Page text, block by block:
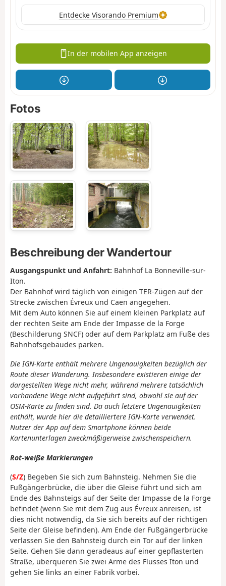
Entdecke Visorando Premium
In der mobilen App anzeigen
Fotos
Beschreibung der Wandertour
Ausgangspunkt und Anfahrt: Bahnhof La Bonneville-sur-
Iton.
Der Bahnhof wird täglich von einigen TER-Zügen auf der
Strecke zwischen Évreux und Caen angegehen.
Mit dem Auto können Sie auf einem kleinen Parkplatz auf
der rechten Seite am Ende der Impasse de la Forge
(Beschilderung SNCF) oder auf dem Parkplatz am Fuße des
Bahnhofsgebäudes parken.
Die IGN-Karte enthält mehrere Ungenauigkeiten bezüglich der
Route dieser Wanderung. Insbesondere existieren einige der
dargestellten Wege nicht mehr, während mehrere tatsächlich
vorhandene Wege nicht aufgeführt sind, obwohl sie auf der
OSM-Karte zu finden sind. Da auch letztere Ungenauigkeiten
enthält, wurde hier die detailliertere IGN-Karte verwendet.
Nutzer der App auf dem Smartphone können beide
Kartenunterlagen zweckmäßigerweise zwischenspeichern.
Rot-weiße Markierungen
(S/Z) Begeben Sie sich zum Bahnsteig. Nehmen Sie die
Fußgängerbrücke, die über die Gleise führt und sich am
Ende des Bahnsteigs auf der Seite der Impasse de la Forge
befindet (wenn Sie mit dem Zug aus Évreux anreisen, ist
dies nicht notwendig, da Sie sich bereits auf der richtigen
Seite der Gleise befinden). Am Ende der Fußgängerbrücke
verlassen Sie den Bahnsteig durch ein Tor auf der linken
Seite. Gehen Sie dann geradeaus auf einer gepflasterten
Straße, überqueren Sie zwei Arme des Flusses Iton und
gehen Sie links an einer Fabrik vorbei.